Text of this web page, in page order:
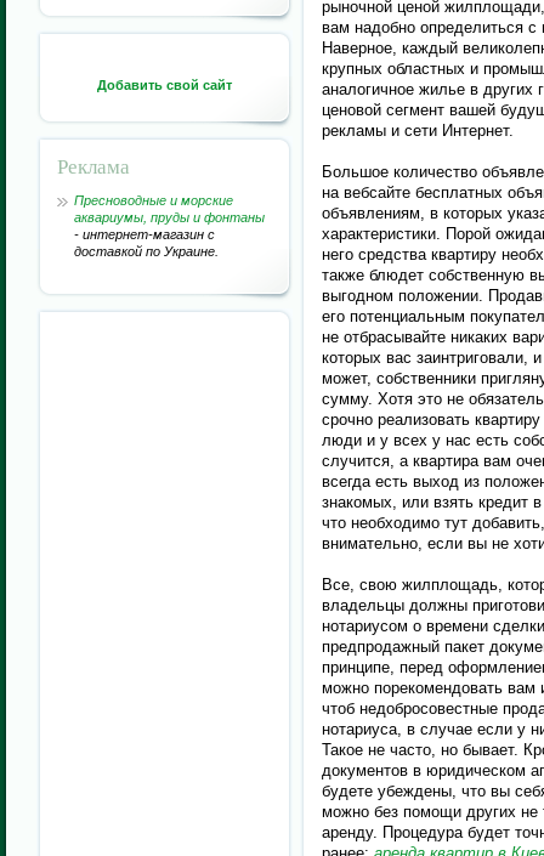
Добавить свой сайт
Реклама
Пресноводные и морские
аквариумы, пруды и фонтаны
- интернет-магазин с
доставкой по Украине.
рыночной ценой
вам надобно определиться
Наверное, каждый
крупных областных и
аналогичное жилье в других
ценовой сегмент вашей
рекламы и сети Интернет.
Большое количество
на вебсайте бесплатных
объявлениям, в которых
характеристики. Порой
него средства квартиру
также блюдет собственную
выгодном положении.
его потенциальным
не отбрасывайте никаких
которых вас заинтриговали,
может, собственники
сумму. Хотя это не
срочно реализовать
люди и у всех у нас есть
случится, а квартира вам
всегда есть выход из
знакомых, или взять кредит
что необходимо тут
внимательно, если вы не
Все, свою жилплощадь,
владельцы должны
нотариусом о времени
предпродажный пакет
принципе, перед
можно порекомендовать вам
чтоб недобросовестные
нотариуса, в случае если у
Такое не часто, но бывает.
документов в юридическом
будете убеждены, что вы
можно без помощи других не
аренду. Процедура будет